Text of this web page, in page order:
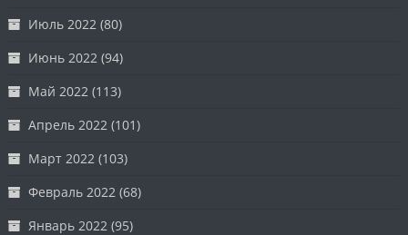
Июль 2022 (80)
Июнь 2022 (94)
Май 2022 (113)
Апрель 2022 (101)
Март 2022 (103)
Февраль 2022 (68)
Январь 2022 (95)